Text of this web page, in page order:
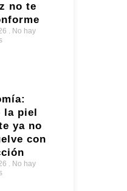
no te
No hay
la piel
ya no
con
No hay